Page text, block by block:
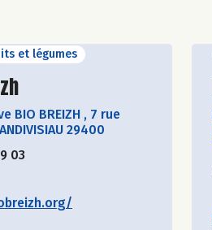
et légumes
le producteur
BIO BREIZH , 7 rue
29400
03